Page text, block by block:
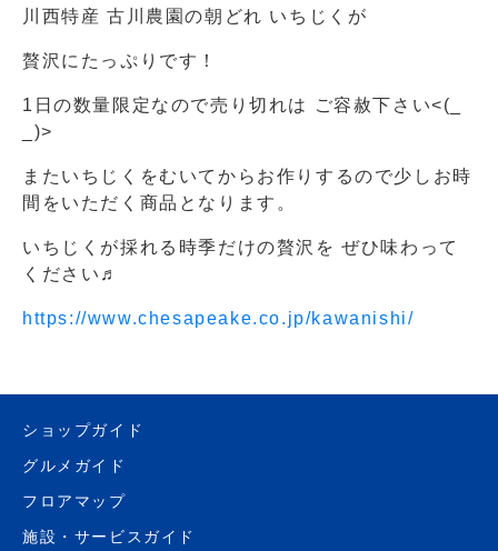
川西特産 古川農園の朝どれ いちじくが
贅沢にたっぷりです！
1日の数量限定なので売り切れは ご容赦下さい<(_
_)>
またいちじくをむいてからお作りするので少しお時
間をいただく商品となります。
いちじくが採れる時季だけの贅沢を ぜひ味わって
ください♬
https://www.chesapeake.co.jp/kawanishi/
ショップガイド
グルメガイド
フロアマップ
施設・サービスガイド